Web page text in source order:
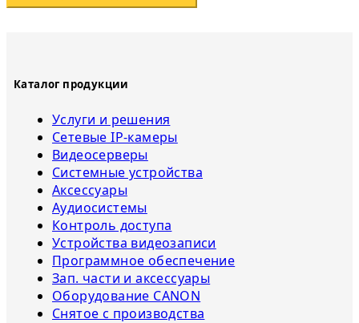
Каталог продукции
Услуги и решения
Сетевые IP-камеры
Видеосерверы
Системные устройства
Аксессуары
Аудиосистемы
Контроль доступа
Устройства видеозаписи
Программное обеспечение
Зап. части и аксессуары
Оборудование CANON
Снятое с прoизвoдства